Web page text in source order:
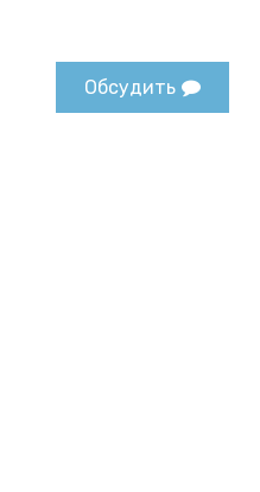
Обсудить